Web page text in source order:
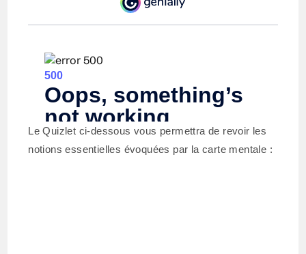
Le Quizlet ci-dessous vous permettra de revoir les
notions essentielles évoquées par la carte mentale :